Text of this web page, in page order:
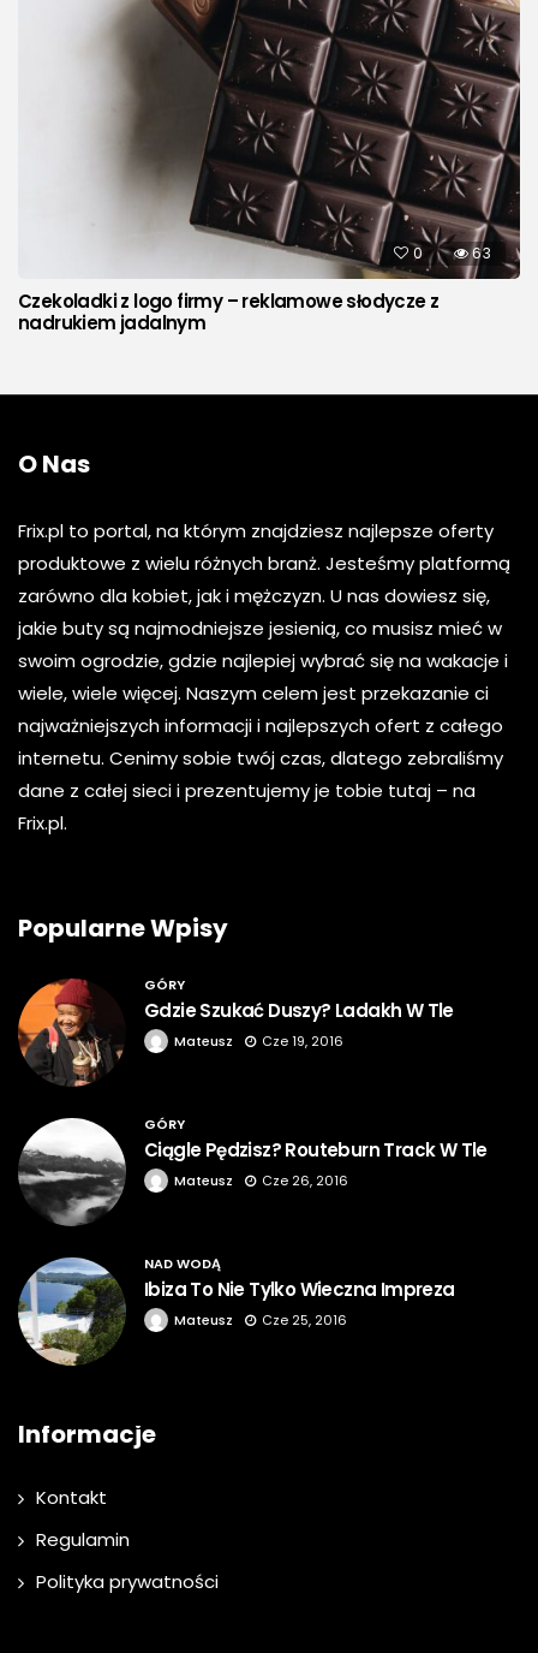
0 63
Czekoladki z logo firmy – reklamowe słodycze z
nadrukiem jadalnym
O Nas
Frix.pl to portal, na którym znajdziesz najlepsze oferty
produktowe z wielu różnych branż. Jesteśmy platformą
zarówno dla kobiet, jak i mężczyzn. U nas dowiesz się,
jakie buty są najmodniejsze jesienią, co musisz mieć w
swoim ogrodzie, gdzie najlepiej wybrać się na wakacje i
wiele, wiele więcej. Naszym celem jest przekazanie ci
najważniejszych informacji i najlepszych ofert z całego
internetu. Cenimy sobie twój czas, dlatego zebraliśmy
dane z całej sieci i prezentujemy je tobie tutaj – na
Frix.pl.
Popularne Wpisy
GÓRY
Gdzie Szukać Duszy? Ladakh W Tle
Mateusz Cze 19, 2016
GÓRY
Ciągle Pędzisz? Routeburn Track W Tle
Mateusz Cze 26, 2016
NAD WODĄ
Ibiza To Nie Tylko Wieczna Impreza
Mateusz Cze 25, 2016
Informacje
Kontakt
Regulamin
Polityka prywatności